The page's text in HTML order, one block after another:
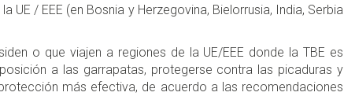
/ EEE (en Bosnia y Herzegovina, Bielorrusia, India, Serbia
o que viajen a regiones de la UE/EEE donde la TBE es
a las garrapatas, protegerse contra las picaduras y
más efectiva, de acuerdo a las recomendaciones